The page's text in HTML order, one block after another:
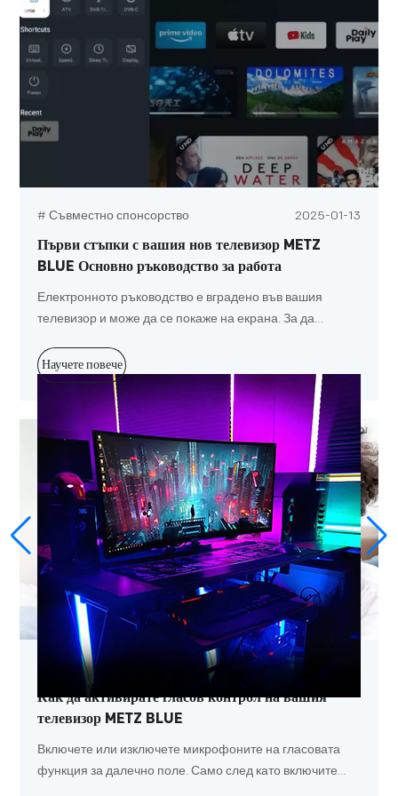
# Съвместно спонсорство 2025-01-13
Първи стъпки с вашия нов телевизор METZ
BLUE Основно ръководство за работа
Електронното ръководство е вградено във вашия
телевизор и може да се покаже на екрана. За да
вашето електронно ръководство, като се обърнете към
следното.
Научете повече
# Съвместно спонсорство 2025-01-13
Как да активирате гласов контрол на вашия
телевизор METZ BLUE
Включете или изключете микрофоните на гласовата
функция за далечно поле. Само след като включите